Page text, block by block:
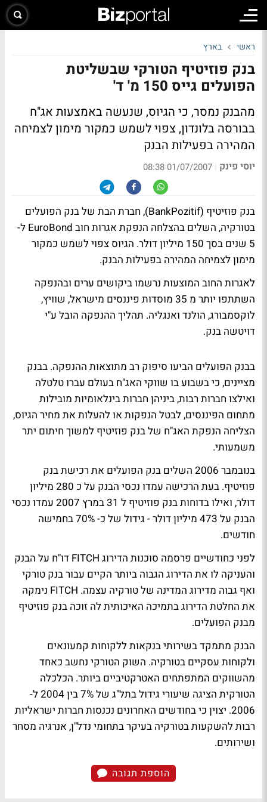
ראשי בארץ
בנק פוזיטיף הטורקי שבשליטת
הפועלים גייס 150 מ' ד'
מהבנק נמסר, כי הגיוס, שנעשה באמצעות אג"ח
בבורסה בלונדון, צפוי לשמש כמקור מימון לצמיחה
המהירה בפעילות הבנק
יוסי פינק |
01/07/2007 08:38
בנק פוזיטיף (BankPozitif), חברת הבת של בנק הפועלים
בטורקיה, השלים בהצלחה הנפקת אגרות חוב EuroBond ל-
5 שנים בסך 150 מיליון דולר. הגיוס צפוי לשמש כמקור
מימון לצמיחה המהירה בפעילות הבנק.
לאגרות החוב המוצעות נרשמו ביקושים ערים ובהנפקה
השתתפו יותר מ 35 מוסדות פיננסים מישראל, שוויץ,
לוקסמבורג, הולנד ואנגליה. תהליך ההנפקה הובל ע"י
דויטשה בנק.
בבנק הפועלים הביעו סיפוק רב מתוצאות ההנפקה. בבנק
מציינים, כי בשבוע בו שווקי האג"ח בעולם עברו טלטלה
ואילצו חברות רבות, ביניהן חברות בינלאומיות מובילות
מתחום הפיננסים, לבטל הנפקות או להעלות את מחיר הגיוס,
הצליחה הנפקת האג"ח של בנק פוזיטיף למשוך חיתום יתר
משמעותי.
בנובמבר 2006 השלים בנק הפועלים את רכישת בנק
פוזיטיף. בעת הרכישה עמדו נכסי הבנק על כ 280 מיליון
דולר, ואילו בדוחות בנק פוזיטיף ל 31 במרץ 2007 עמדו נכסי
הבנק על 473 מיליון דולר - גידול של כ- 70% בחמישה
חודשים.
לפני כחודשיים פרסמה סוכנות הדירוג FITCH דו"ח על הבנק
והעניקה לו את הדירוג הגבוה ביותר הקיים עבור בנק טורקי
ואף גבוה מדירוג המדינה של טורקיה עצמה. FITCH נימקה
את החלטת הדירוג בתמיכה האיכותית לה זוכה בנק פוזיטיף
מבנק הפועלים.
הבנק מתמקד בשירותי בנקאות ללקוחות קמעונאים
ולקוחות עסקיים בטורקיה. השוק הטורקי נחשב כאחד
מהשווקים המתפתחים האטרקטיביים ביותר. הכלכלה
הטורקית הציגה שיעורי גידול בתל"ג של 7% בין 2004 ל-
2006. יצוין כי בחודשים האחרונים נכנסות חברות ישראליות
רבות להשקעות בטורקיה בעיקר בתחומי נדל"ן, אנרגיה מסחר
ושירותים.
הוספת תגובה